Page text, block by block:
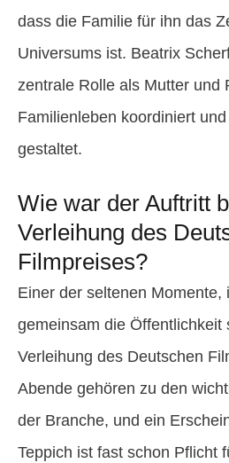
dass die Familie für ihn das
Universums ist. Beatrix
zentrale Rolle als Mutter und
Familienleben koordiniert
gestaltet.
Wie war der Auftritt
Verleihung des
Filmpreises?
Einer der seltenen Momente,
gemeinsam die Öffentlichkeit
Verleihung des Deutschen
Abende gehören zu den
der Branche, und ein
Teppich ist fast schon Pflicht